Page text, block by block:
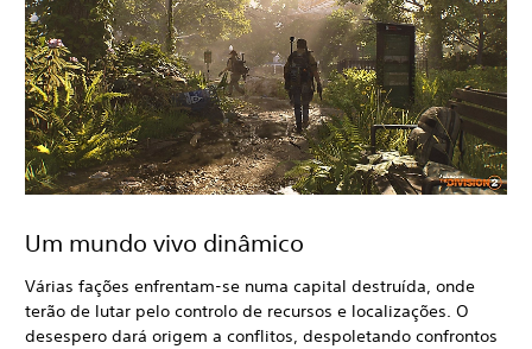
Um mundo vivo dinâmico
Várias fações enfrentam-se numa capital destruída, onde
terão de lutar pelo controlo de recursos e localizações. O
desespero dará origem a conflitos, despoletando confrontos